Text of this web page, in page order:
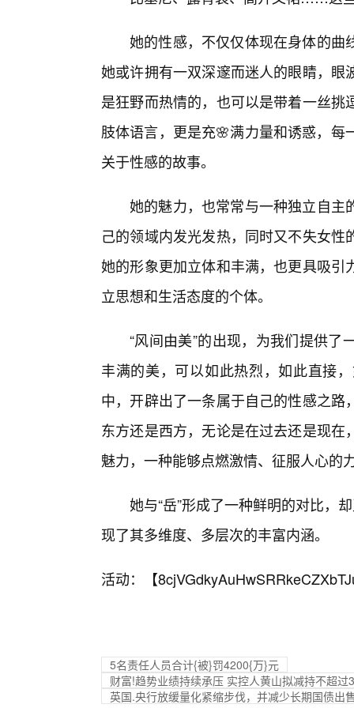
她的性感，不仅仅体现在身体的曲
她或许拥有一双深邃而迷人的眼睛，
是狂野而热情的，也可以是带着一丝
肢体语言，更是充🌸满力量和诱惑，
关于性感的故事。
她的魅力，也常常与一种独立自主
己的领域内发光发热，同时又不失女
她的形象更加立体和丰满，也更具吸
立思想和生活态度的个体。
“风间由美”的出现，为我们提供
丰满的美，可以如此热烈，如此直接
中，开辟出了一条属于自己的性感之
东方还是西方，无论是在过去还是现
魅力，一种能够点燃激情、征服人心的
她与“岳”形成了一种鲜明的对比，
现了其多维度、多层次的丰富内涵。
活动：【
5名责任人员合计{被}罚4200{万}元
财富!趋势业绩持续承压 实控人黄山拟减持不超
英国.央行放缓量化紧缩步伐，并减少长期国债出